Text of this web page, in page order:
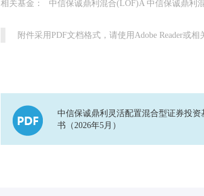
相关基金： 中信保诚鼎利混合(LOF)A 中信保诚鼎利
附件采用PDF文档格式，请使用Adobe Reader或相
中信保诚鼎利灵活配置混合型证券投资
书（2026年5月）